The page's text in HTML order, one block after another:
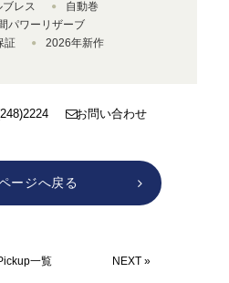
レス
自動巻
パワーリザーブ
証
2026年新作
お問い合わせ
ージへ戻る
一覧 NEXT »